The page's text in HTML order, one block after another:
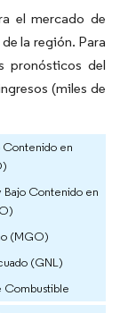
el mercado de
la región. Para
pronósticos del
(miles de
Contenido en
Bajo Contenido en
(MGO)
(GNL)
Combustible